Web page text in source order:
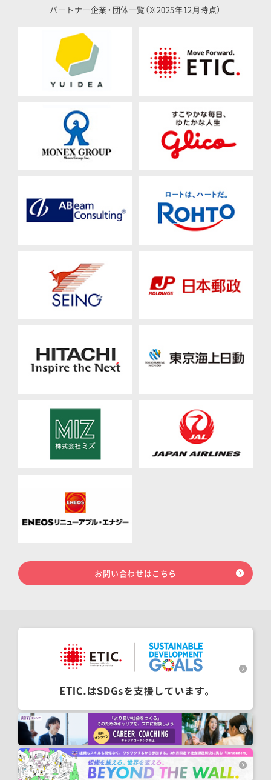
パートナー企業・団体一覧（※2025年12月時点）
お問い合わせはこちら